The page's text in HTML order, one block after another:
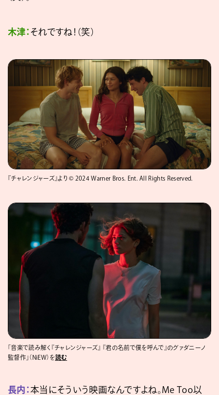
木津： それですね！（笑）
『チャレンジャーズ』より © 2024 Warner Bros. Ent. All Rights Reserved.
「音楽で読み解く『チャレンジャーズ』 『君の名前で僕を呼んで』のグァダニーノ
監督作」（NiEW）を読む
長内：本当にそういう映画なんですよね。Me Too以